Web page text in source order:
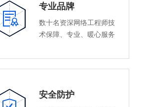
专业品牌
数十名资深网络工程师技
术保障、专业、暖心服务
安全防护